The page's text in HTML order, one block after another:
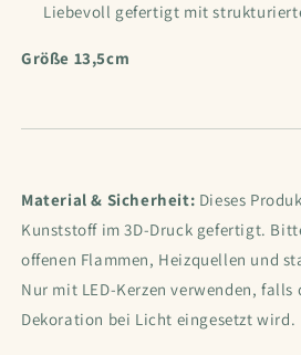
Liebevoll gefertigt mit
Größe 13,5cm
Material & Sicherheit: Dieses
Kunststoff im 3D-Druck gefertigt.
offenen Flammen, Heizquellen und
Nur mit LED-Kerzen verwenden, falls
Dekoration bei Licht eingesetzt wird.